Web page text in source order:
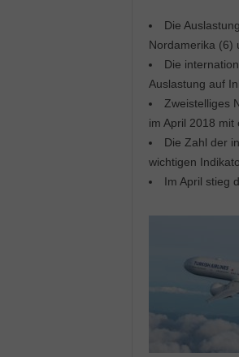
Die
Nordamerika (6)
Die
Auslastung auf
Zweistelliges
im April 2018 mit
Die Zahl der
wichtigen
Im April stieg